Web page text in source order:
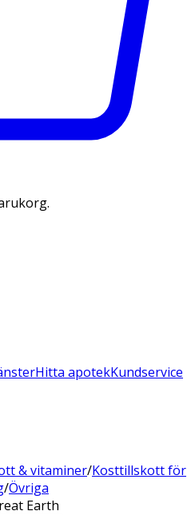
Hitta apotekKundservice
& vitaminer/Kosttillskott för
/Övriga
Earth